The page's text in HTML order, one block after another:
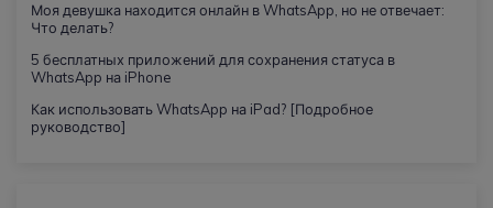
Моя девушка находится онлайн в WhatsApp, но не отвечает:
Что делать?
5 бесплатных приложений для сохранения статуса в
WhatsApp на iPhone
Как использовать WhatsApp на iPad? [Подробное
руководство]